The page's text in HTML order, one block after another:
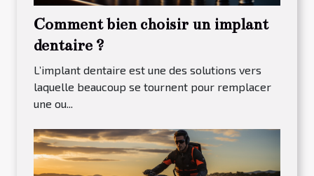
Comment bien choisir un implant
dentaire ?
L’implant dentaire est une des solutions vers
laquelle beaucoup se tournent pour remplacer
une ou...